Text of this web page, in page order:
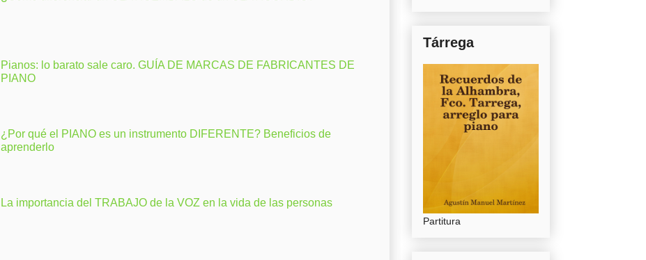
Pianos: lo barato sale caro. GUÍA DE MARCAS DE FABRICANTES DE
PIANO
¿Por qué el PIANO es un instrumento DIFERENTE? Beneficios de
aprenderlo
La importancia del TRABAJO de la VOZ en la vida de las personas
Tárrega
Partitura